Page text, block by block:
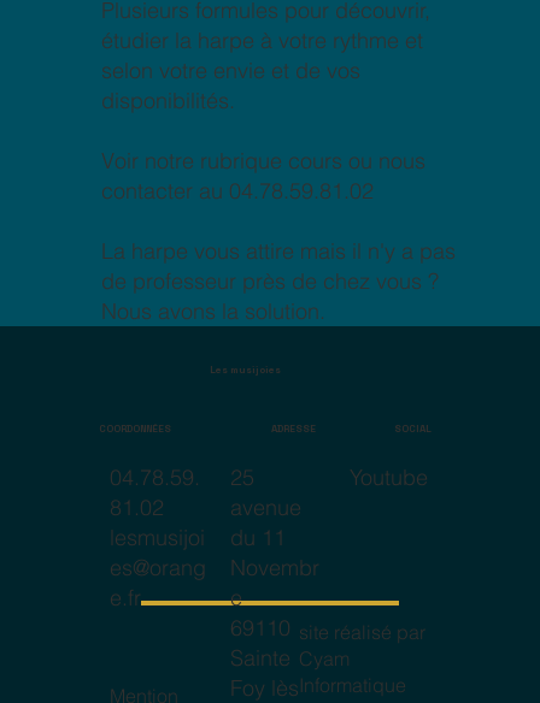
Plusieurs formules pour découvrir,
étudier la harpe à votre rythme et
selon votre envie et de vos
disponibilités.
Voir notre rubrique cours ou nous
contacter au 04.78.59.81.02
La harpe vous attire mais il n'y a pas
de professeur près de chez vous ?
Nous avons la solution.
Les musijoies
COORDONNÉES ADRESSE SOCIAL
04.78.59.
81.02
lesmusijoi
es@orang
e.fr
25
avenue
du 11
Novembr
e
69110
Sainte
Foy lès
Youtube
Mention
site réalisé par
Cyam
Informatique